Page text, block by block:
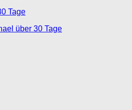
Tage
über 30 Tage